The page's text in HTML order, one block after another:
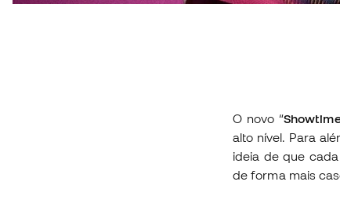
O novo “
alto nível. Para
ideia de que
de forma mais